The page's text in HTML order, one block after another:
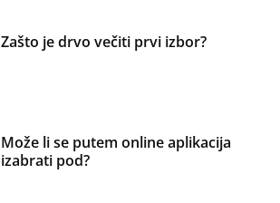
Zašto je drvo večiti prvi izbor?
Može li se putem online aplikacija
izabrati pod?